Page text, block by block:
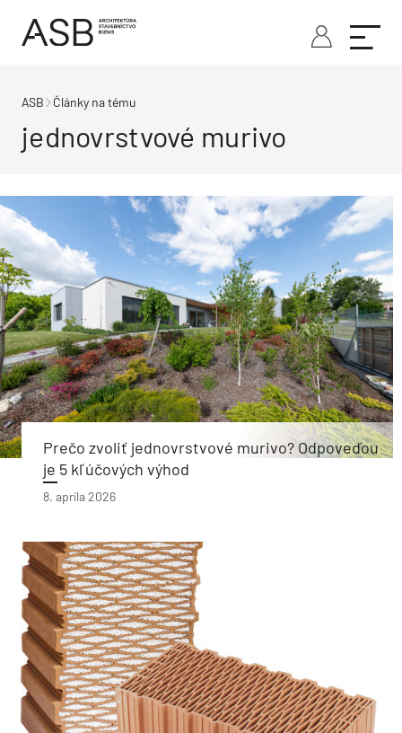
ASB Články na tému
jednovrstvové murivo
Prečo zvoliť jednovrstvové murivo? Odpoveďou
je 5 kľúčových výhod
8. apríla 2026